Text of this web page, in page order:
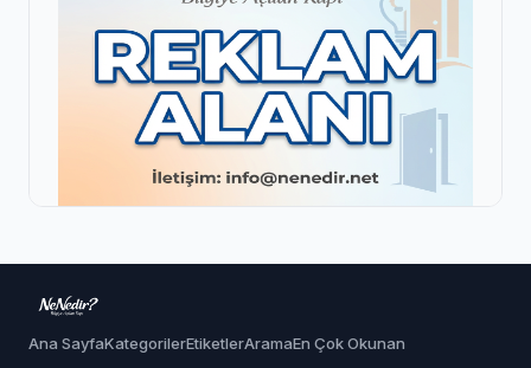
Ana SayfaKategorilerEtiketlerAramaEn Çok Okunan